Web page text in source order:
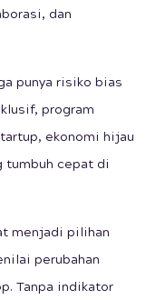
dan
punya risiko bias
program
ekonomi hijau
tumbuh cepat di
menjadi pilihan
perubahan
Tanpa indikator